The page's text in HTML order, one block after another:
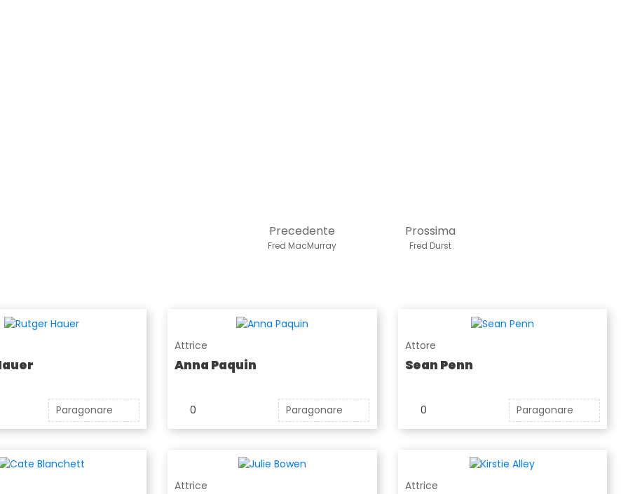
Prossima
Fred Durst
Precedente
Fred MacMurray
Paragonare
Attrice
Anna Paquin
0 Paragonare
Attore
Sean Penn
0 Paragonare
Attrice Attrice